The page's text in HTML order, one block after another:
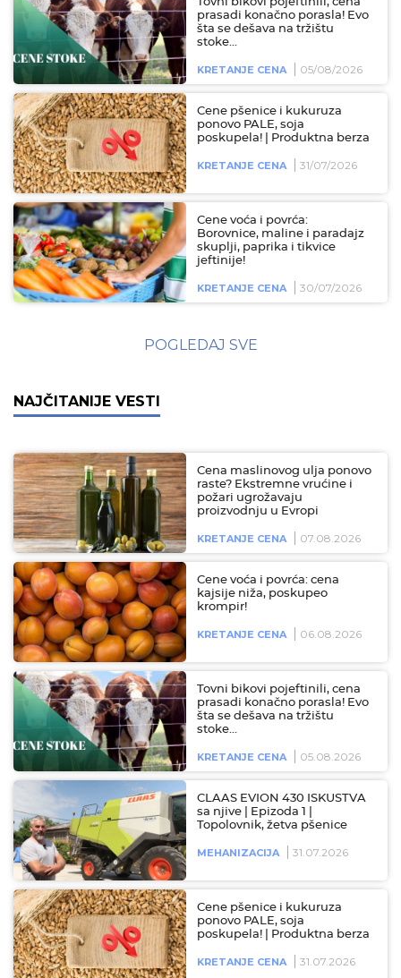
Tovni bikovi pojeftinili, cena
prasadi konačno porasla! Evo
šta se dešava na tržištu
stoke...
KRETANJE CENA 05/08/2026
Cene pšenice i kukuruza
ponovo PALE, soja
poskupela! | Produktna berza
KRETANJE CENA 31/07/2026
Cene voća i povrća:
Borovnice, maline i paradajz
skuplji, paprika i tikvice
jeftinije!
KRETANJE CENA 30/07/2026
POGLEDAJ SVE
NAJČITANIJE VESTI
Cena maslinovog ulja ponovo
raste? Ekstremne vrućine i
požari ugrožavaju
proizvodnju u Evropi
KRETANJE CENA 07.08.2026
Cene voća i povrća: cena
kajsije niža, poskupeo
krompir!
KRETANJE CENA 06.08.2026
Tovni bikovi pojeftinili, cena
prasadi konačno porasla! Evo
šta se dešava na tržištu
stoke…
KRETANJE CENA 05.08.2026
CLAAS EVION 430 ISKUSTVA
sa njive | Epizoda 1 |
Topolovnik, žetva pšenice
MEHANIZACIJA 31.07.2026
Cene pšenice i kukuruza
ponovo PALE, soja
poskupela! | Produktna berza
KRETANJE CENA 31.07.2026